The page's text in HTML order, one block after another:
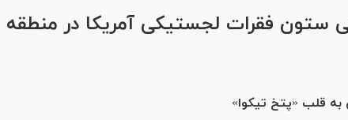
Video
ستون فقرات لجستیکی آمریکا در منطقه
قلب «پتخ تیکوا»